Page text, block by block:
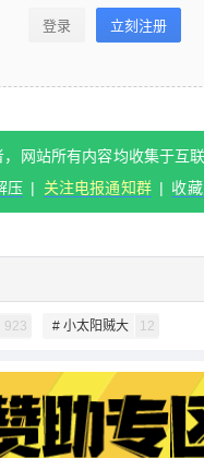
登录 立刻注册
网站所有内容均收集于互
压 | 关注电报通知群 | 收
923 # 小太阳贼大 12
[虎牙小太
时隔几个月的
分，直播=上班
迷王者荣耀和打
场录像也以被
扫描二维码继续阅读
您没有权限
限。